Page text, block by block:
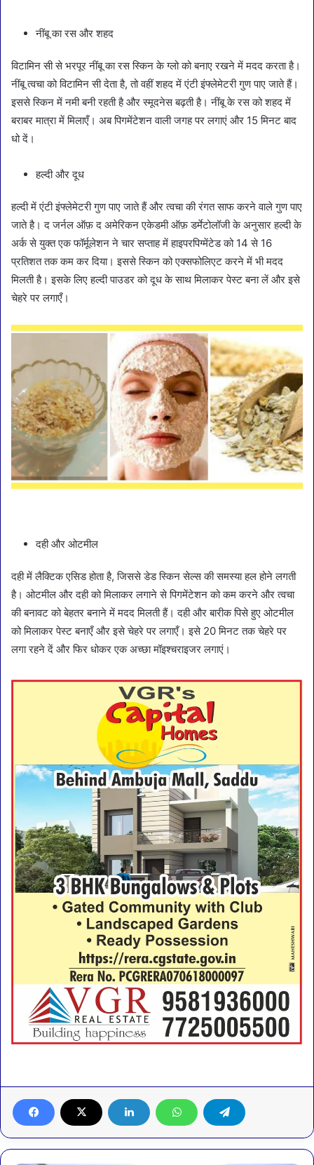
नींबू का रस और शहद
विटामिन सी से भरपूर नींबू का रस स्किन के ग्लो को बनाए रखने में मदद करता है।
नींबू त्वचा को विटामिन सी देता है, तो वहीं शहद में एंटी इंफ्लेमेटरी गुण पाए जाते हैं।
इससे स्किन में नमी बनी रहती है और स्मूदनेस बढ़ती है। नींबू के रस को शहद में
बराबर मात्रा में मिलाएँ। अब पिगमेंटेशन वाली जगह पर लगाएं और 15 मिनट बाद
धो दें।
हल्दी और दूध
हल्दी में एंटी इंफ्लेमेटरी गुण पाए जाते हैं और त्वचा की रंगत साफ करने वाले गुण पाए
जाते है। द जर्नल ऑफ़ द अमेरिकन एकेडमी ऑफ़ डर्मेटोलॉजी के अनुसार हल्दी के
अर्क से युक्त एक फॉर्मूलेशन ने चार सप्ताह में हाइपरपिग्मेंटेड को 14 से 16
प्रतिशत तक कम कर दिया। इससे स्किन को एक्सफोलिएट करने में भी मदद
मिलती है। इसके लिए हल्दी पाउडर को दूध के साथ मिलाकर पेस्ट बना लें और इसे
चेहरे पर लगाएँ।
दही और ओटमील
दही में लैक्टिक एसिड होता है, जिससे डेड स्किन सेल्स की समस्या हल होने लगती
है। ओटमील और दही को मिलाकर लगाने से पिगमेंटेशन को कम करने और त्वचा
की बनावट को बेहतर बनाने में मदद मिलती हैं। दही और बारीक पिसे हुए ओटमील
को मिलाकर पेस्ट बनाएँ और इसे चेहरे पर लगाएँ। इसे 20 मिनट तक चेहरे पर
लगा रहने दें और फिर धोकर एक अच्छा मॉइश्चराइजर लगाएं।